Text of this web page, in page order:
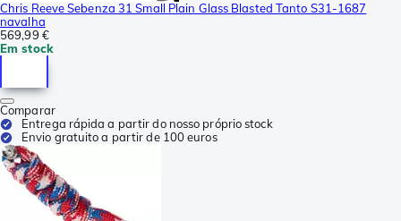
Chris Reeve Sebenza 31 Small Plain Glass Blasted Tanto S31-1687
navalha
569,99 €
Em stock
Comparar
Entrega rápida a partir do nosso próprio stock
Envio gratuito a partir de 100 euros